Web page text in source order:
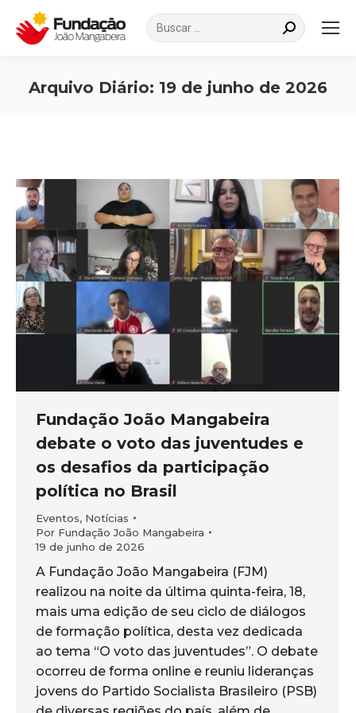
Search:
Arquivo Diário: 19 de junho de 2026
Fundação João Mangabeira
debate o voto das juventudes e
os desafios da participação
política no Brasil
Eventos, Notícias
Por Fundação João Mangabeira
19 de junho de 2026
A Fundação João Mangabeira (FJM)
realizou na noite da última quinta-feira, 18,
mais uma edição de seu ciclo de diálogos
de formação política, desta vez dedicada
ao tema “O voto das juventudes”. O debate
ocorreu de forma online e reuniu lideranças
jovens do Partido Socialista Brasileiro (PSB)